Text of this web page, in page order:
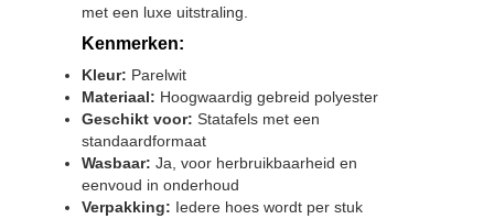
met een luxe uitstraling.
Kenmerken:
Kleur: Parelwit
Materiaal: Hoogwaardig gebreid polyester
Geschikt voor: Statafels met een
standaardformaat
Wasbaar: Ja, voor herbruikbaarheid en
eenvoud in onderhoud
Verpakking: Iedere hoes wordt per stuk